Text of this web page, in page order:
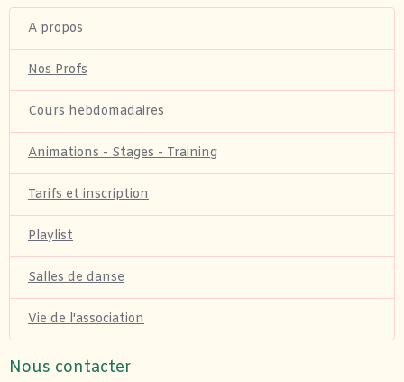
A propos
Nos Profs
Cours hebdomadaires
Animations - Stages - Training
Tarifs et inscription
Playlist
Salles de danse
Vie de l'association
Nous contacter